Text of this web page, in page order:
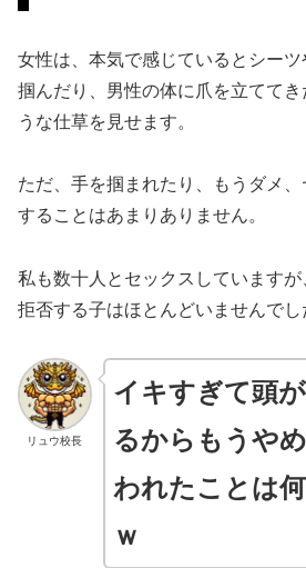
女性は、本気で感じているとシー
掴んだり、男性の体に爪を立てて
うな仕草を見せます。
ただ、手を掴まれたり、もうダメ
することはあまりありません。
私も数十人とセックスしています
拒否する子はほとんどいませんでし
リュウ校長
イキすぎて頭
るからもうや
われたことは
ｗ